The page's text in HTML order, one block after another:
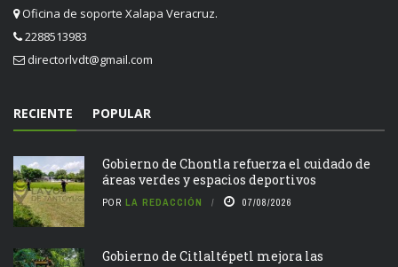
Oficina de soporte Xalapa Veracruz.
2288513983
directorlvdt@gmail.com
RECIENTE POPULAR
Gobierno de Chontla refuerza el cuidado de
áreas verdes y espacios deportivos
POR LA REDACCIÓN 07/08/2026
Gobierno de Citlaltépetl mejora las